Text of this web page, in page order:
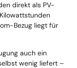
direkt als PV-
Bezug liegt für
auch ein
wenig liefert –